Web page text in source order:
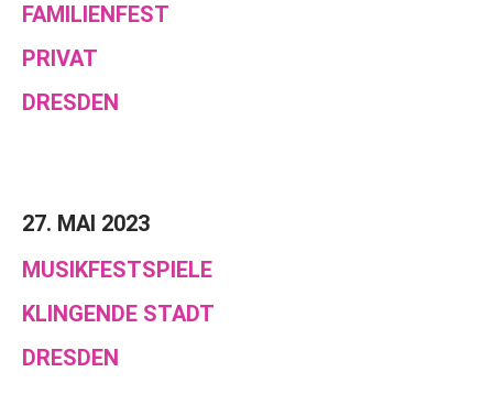
FAMILIENFEST
PRIVAT
DRESDEN
27. MAI 2023
MUSIKFESTSPIELE
KLINGENDE STADT
DRESDEN